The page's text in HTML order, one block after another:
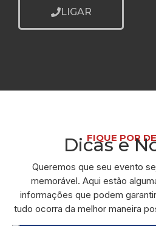
LIGAR
FIQUE POR
Dicas e
Queremos que seu evento
memorável. Aqui estão
informações que podem
tudo ocorra da melhor maneira